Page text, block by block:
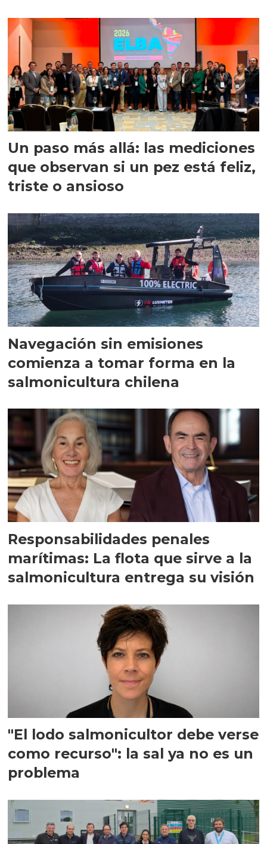
Un paso más allá: las mediciones
que observan si un pez está feliz,
triste o ansioso
Navegación sin emisiones
comienza a tomar forma en la
salmonicultura chilena
Responsabilidades penales
marítimas: La flota que sirve a la
salmonicultura entrega su visión
"El lodo salmonicultor debe verse
como recurso": la sal ya no es un
problema